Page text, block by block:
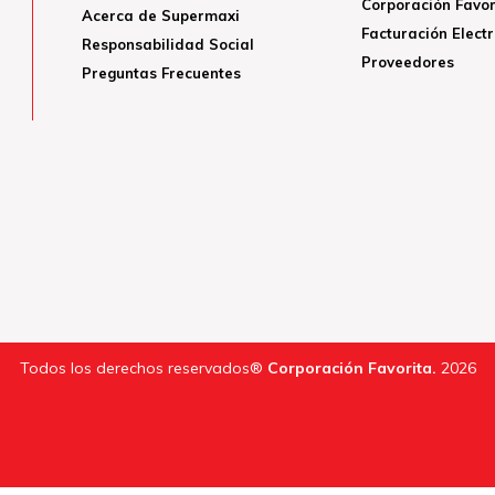
Acerca de Supermaxi
Responsabilidad Social
Preguntas Frecuentes
Corporación
Facturación
Proveedores
Todos los derechos reservados® Corporación Favorita. 2026